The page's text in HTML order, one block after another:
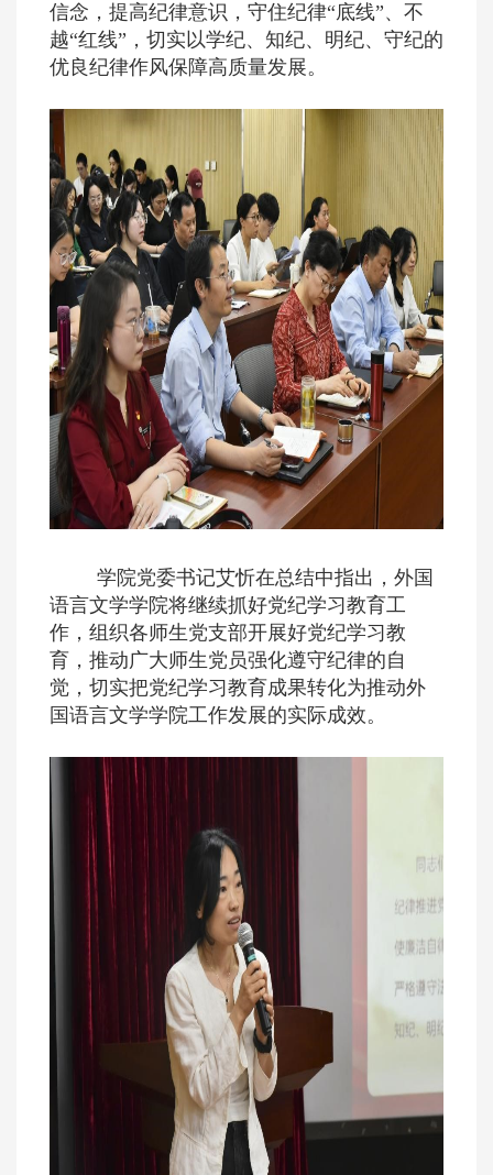
信念，提高纪律意识，守住纪律“底线”、不
越“红线”，切实以学纪、知纪、明纪、守纪的
优良纪律作风保障高质量发展。
学院党委书记艾忻在总结中指出，外国
语言文学学院将继续抓好党纪学习教育工
作，组织各师生党支部开展好党纪学习教
育，推动广大师生党员强化遵守纪律的自
觉，切实把党纪学习教育成果转化为推动外
国语言文学学院工作发展的实际成效。